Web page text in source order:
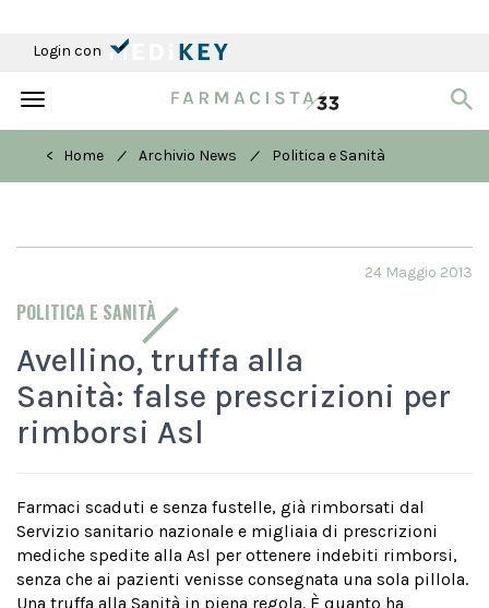
Login con
Toggle
< Home
/ Archivio News / Politica e Sanità
POLITICA E SANITÀ
24 Maggio 2013
Avellino, truffa alla
Sanità: false prescrizioni per
rimborsi Asl
Farmaci scaduti e senza fustelle, già rimborsati dal
Servizio sanitario nazionale e migliaia di prescrizioni
mediche spedite alla Asl per ottenere indebiti rimborsi,
senza che ai pazienti venisse consegnata una sola pillola.
Una truffa alla Sanità in piena regola. È quanto ha